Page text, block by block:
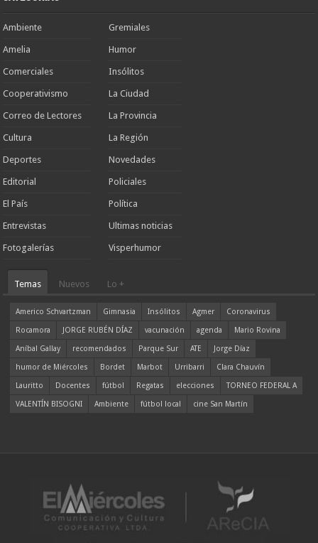
Ambiente
Amelia
Comerciales
Cooperativismo
Correo de Lectores
Cultura
Deportes
Editorial
El País
Entrevistas
Fotogalerías
Gremiales
Humor
Insólitos
La Ciudad
La Provincia
La Región
Novedades
Policiales
Política
Ultimas noticias
Visperhumor
Temas Nuevos Lo +
Americo Schvartzman Gimnasia Insólitos Agmer
Coronavirus
Rocamora
JORGE RUBÉN DÍAZ vacunación agenda
Mario Rovina
Aníbal Gallay
recomendados Parque Sur ATE
Jorge Díaz
humor de Miércoles
Bordet Marbot Urribarri
Clara Chauvín
Lauritto
Docentes fútbol Regatas elecciones
TORNEO FEDERAL A
VALENTÍN BISOGNI
Ambiente fútbol local cine San Martín